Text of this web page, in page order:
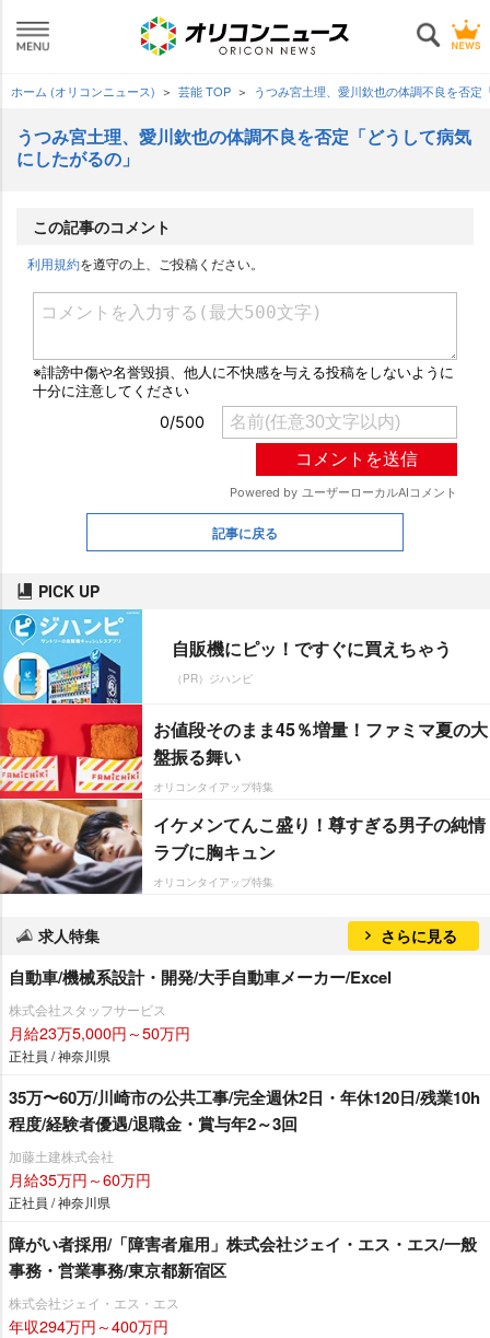
ホーム (オリコンニュース) 芸能 TOP うつみ宮土理、愛川欽也の体調不良を否
うつみ宮土理、愛川欽也の体調不良を否定「どうして病気
にしたがるの」
この記事のコメント
利用規約を遵守の上、ご投稿ください。
記事に戻る
PICK UP
自販機にピッ！ですぐに買えちゃう
（PR）ジハンピ
お値段そのまま45％増量！ファミマ夏の大
盤振る舞い
オリコンタイアップ特集
イケメンてんこ盛り！尊すぎる男子の純情
ラブに胸キュン
オリコンタイアップ特集
求人特集 さらに見る
自動車/機械系設計・開発/大手自動車メーカー/Excel
株式会社スタッフサービス
月給23万5,000円～50万円
正社員 / 神奈川県
35万〜60万/川崎市の公共工事/完全週休2日・年休120日/残業10h
程度/経験者優遇/退職金・賞与年2～3回
加藤土建株式会社
月給35万円～60万円
正社員 / 神奈川県
障がい者採用/「障害者雇用」株式会社ジェイ・エス・エス/一般
事務・営業事務/東京都新宿区
株式会社ジェイ・エス・エス
年収294万円～400万円